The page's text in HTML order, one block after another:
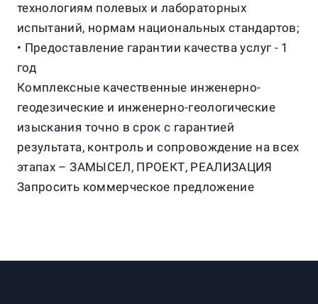
технологиям полевых и лабораторных
испытаний, нормам национальных стандартов;
• Предоставление гарантии качества услуг - 1
год
Комплексные качественные инженерно-
геодезические и инженерно-геологические
изыскания точно в срок с гарантией
результата, контроль и сопровождение на всех
этапах – ЗАМЫСЕЛ, ПРОЕКТ, РЕАЛИЗАЦИЯ
Запросить коммерческое предложение